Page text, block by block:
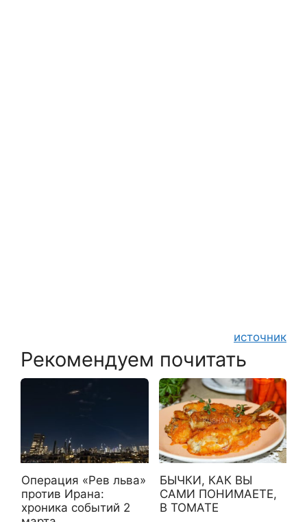
источник
Рекомендуем почитать
Операция «Рев льва»
против Ирана:
хроника событий 2
БЫЧКИ, КАК ВЫ
САМИ ПОНИМАЕТЕ,
В ТОМАТЕ